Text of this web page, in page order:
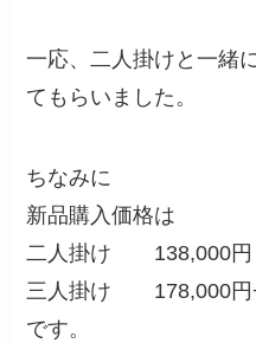
一応、二人掛けと一緒
てもらいました。
ちなみに
新品購入価格は
二人掛け 138,000円
三人掛け 178,000円
です。